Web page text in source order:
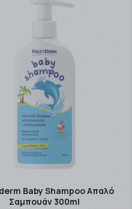
Baby Shampoo Απαλό
Σαμπουάν 300ml